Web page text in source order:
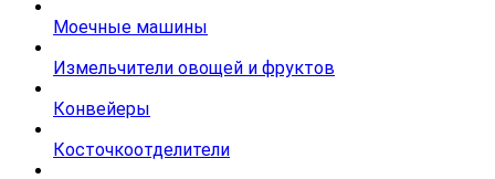
Моечные машины
Измельчители овощей и фруктов
Конвейеры
Косточкоотделители